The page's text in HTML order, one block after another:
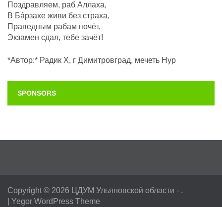
Поздравляем, раб Аллаха,
В Бáрзахе живи без страха,
Праведным рабам почëт,
Экзамен сдал, тебе зачёт!
*Автор:* Радик Х, г Димитровград, мечеть Нур
SPONSORS
Copyright © 2026 ЦДУМ Ульяновской области - .
Yegor WordPress Theme